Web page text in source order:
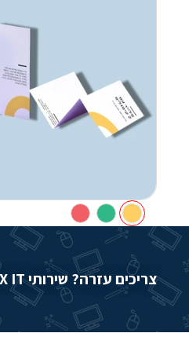
צריכים עזרה? שירותי FIX IT כאן במיוחד בשבילכם!